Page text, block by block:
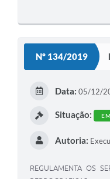
Nº 134/2019
Data: 05/12/
Situação:
Autoria:
REGULAMENTA OS